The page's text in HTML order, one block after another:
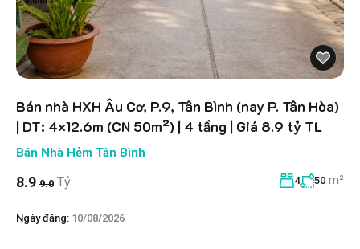
Bán nhà HXH Âu Cơ, P.9, Tân Bình (nay P. Tân Hòa)
| DT: 4×12.6m (CN 50m²) | 4 tầng | Giá 8.9 tỷ TL
Bán Nhà Hẻm Tân Bình
8.9 9.0 Tỷ 4 50 m²
Ngày đăng: 10/08/2026